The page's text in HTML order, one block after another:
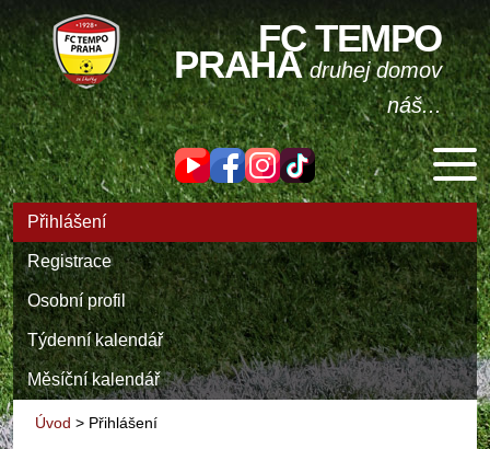
FC TEMPO
PRAHAdruhej domov
náš...
Přihlášení
Registrace
Osobní profil
Týdenní kalendář
Měsíční kalendář
Úvod > Přihlášení